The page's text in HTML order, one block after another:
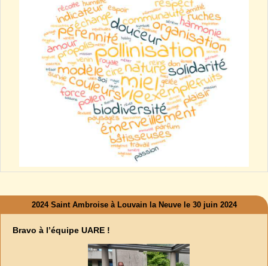
2024 Saint Ambroise à Louvain la Neuve le 30 juin 2024
Bravo à l’équipe UARE !